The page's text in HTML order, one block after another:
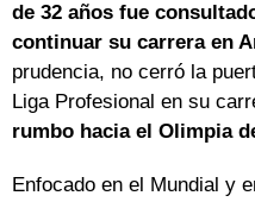
de 32 años fue
continuar su carrera en
prudencia, no cerró la
Liga Profesional en su
rumbo hacia el Olimpia
Enfocado en el Mundial y